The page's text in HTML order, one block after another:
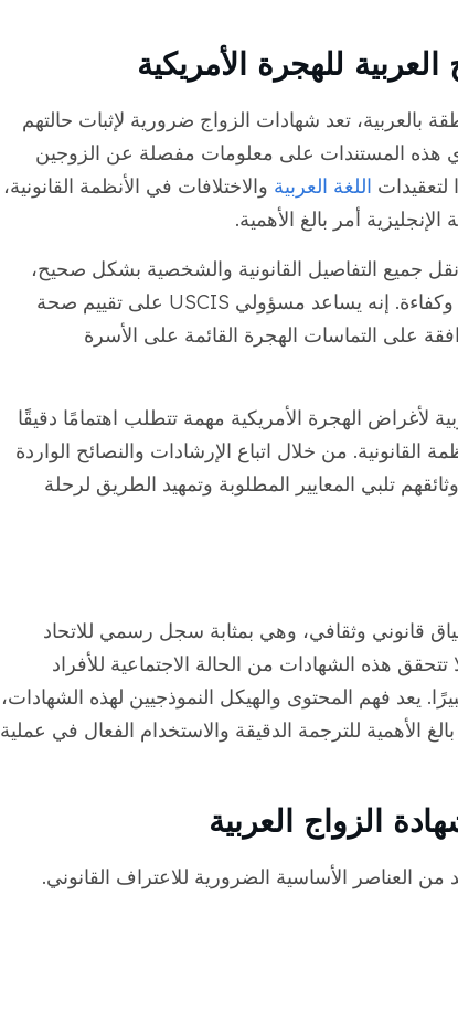
للهجرة الأمريكية
بالعربية، تعد شهادات الزواج ضرورية لإثبات حالتهم
هذه المستندات على معلومات مفصلة عن الزوجين
لتعقيدات اللغة العربية والاختلافات في الأنظمة القانونية،
أمر بالغ الأهمية.
جميع التفاصيل القانونية والشخصية بشكل صحيح،
مما يسهل عملية الهجرة بشكل أكثر سلاسة وكفاءة. إنه يساعد مسؤولي USCIS على تقييم صحة
على التماسات الهجرة القائمة على الأسرة
لأغراض الهجرة الأمريكية مهمة تتطلب اهتمامًا دقيقًا
القانونية. من خلال اتباع الإرشادات والنصائح الواردة
تلبي المعايير المطلوبة وتمهيد الطريق لرحلة
قانوني وثقافي، وهي بمثابة سجل رسمي للاتحاد
تتحقق هذه الشهادات من الحالة الاجتماعية للأفراد
يعد فهم المحتوى والهيكل النموذجيين لهذه الشهادات،
بالغ الأهمية للترجمة الدقيقة والاستخدام الفعال في عملية
الزواج العربية
من العناصر الأساسية الضرورية للاعتراف القانوني.